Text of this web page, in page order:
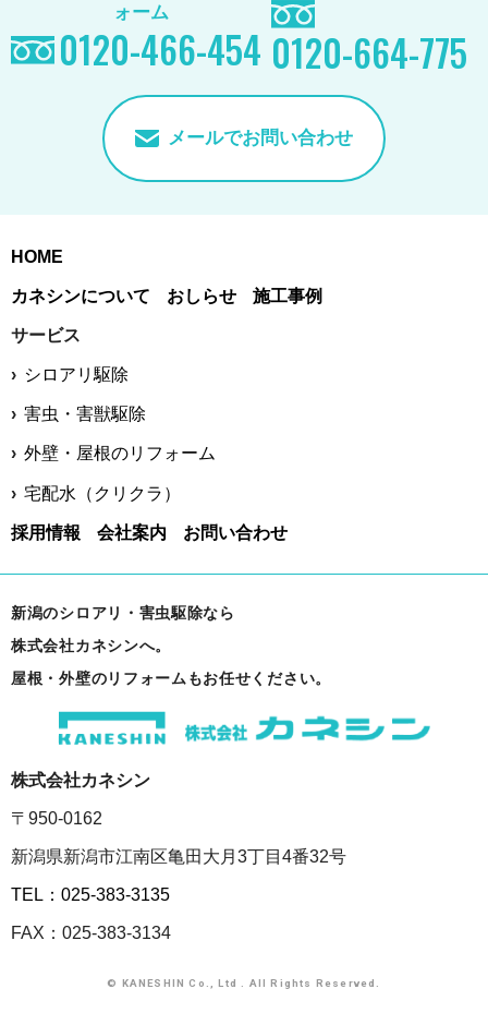
ォーム
0120-466-454 0120-664-775
メールでお問い合わせ
HOME
カネシンについて おしらせ 施工事例
サービス
シロアリ駆除
害虫・害獣駆除
外壁・屋根のリフォーム
宅配水（クリクラ）
採用情報 会社案内 お問い合わせ
新潟のシロアリ・害虫駆除なら
株式会社カネシンへ。
屋根・外壁のリフォームもお任せください。
株式会社カネシン
〒950-0162
新潟県新潟市江南区亀田大月3丁目4番32号
TEL：025-383-3135
FAX：025-383-3134
© KANESHIN Co., Ltd . All Rights Reserved.